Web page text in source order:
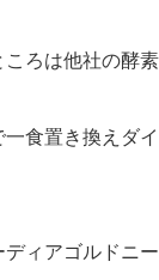
ろは他社の酵
食置き換えダ
ディアゴルドニ